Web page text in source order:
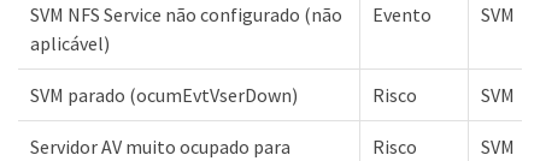
SVM NFS Service não configurado (não
aplicável)
Evento SVM
SVM parado (ocumEvtVserDown) Risco SVM
Servidor AV muito ocupado para
Risco SVM